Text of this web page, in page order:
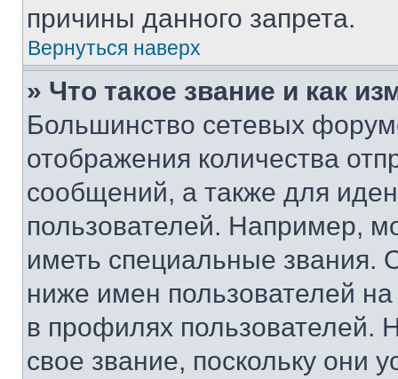
причины данного запрета.
Вернуться наверх
» Что такое звание и как
Большинство сетевых
отображения количества
сообщений, а также для
пользователей. Например,
иметь специальные звания.
ниже имен пользователей
в профилях
свое звание, поскольку они